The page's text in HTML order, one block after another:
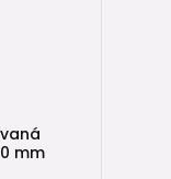
mm